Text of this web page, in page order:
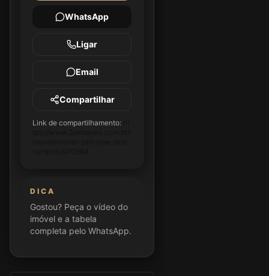
WhatsApp
Ligar
Email
Compartilhar
Link de compartilhamento:
DICA
Gostou? Peça o vídeo do
imóvel e a tabela
completa pelo WhatsApp.